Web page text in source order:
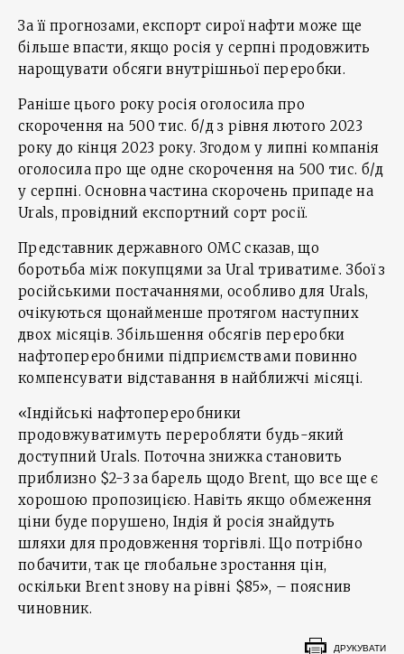
За її прогнозами, експорт сирої нафти може ще
більше впасти, якщо росія у серпні продовжить
нарощувати обсяги внутрішньої переробки.
Раніше цього року росія оголосила про
скорочення на 500 тис. б/д з рівня лютого 2023
року до кінця 2023 року. Згодом у липні компанія
оголосила про ще одне скорочення на 500 тис. б/д
у серпні. Основна частина скорочень припаде на
Urals, провідний експортний сорт росії.
Представник державного OMC сказав, що
боротьба між покупцями за Ural триватиме. Збої з
російськими постачаннями, особливо для Urals,
очікуються щонайменше протягом наступних
двох місяців. Збільшення обсягів переробки
нафтопереробними підприємствами повинно
компенсувати відставання в найближчі місяці.
«Індійські нафтопереробники
продовжуватимуть переробляти будь-який
доступний Urals. Поточна знижка становить
приблизно $2-3 за барель щодо Brent, що все ще є
хорошою пропозицією. Навіть якщо обмеження
ціни буде порушено, Індія й росія знайдуть
шляхи для продовження торгівлі. Що потрібно
побачити, так це глобальне зростання цін,
оскільки Brent знову на рівні $85», – пояснив
чиновник.
ДРУКУВАТИ